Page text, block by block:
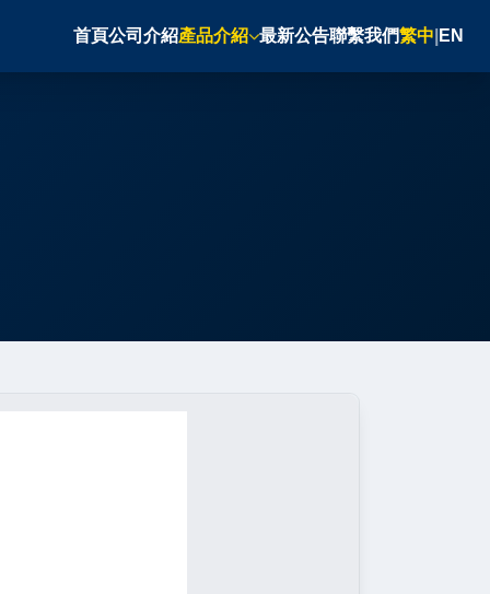
首頁公司介紹產品介紹 最新公告聯繫我們繁中 EN